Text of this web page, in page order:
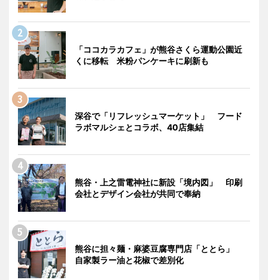
「ココカラカフェ」が熊谷さくら運動公園近
くに移転 米粉パンケーキに刷新も
深谷で「リフレッシュマーケット」 フード
ラボマルシェとコラボ、40店集結
熊谷・上之雷電神社に新設「境内図」 印刷
会社とデザイン会社が共同で奉納
熊谷に担々麺・麻婆豆腐専門店「ととら」
自家製ラー油と花椒で差別化